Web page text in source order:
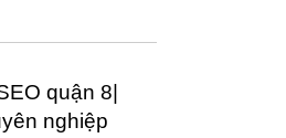
quận 8|
nghiệp